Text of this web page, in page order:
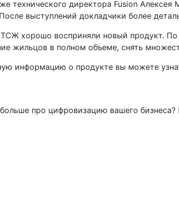
технического директора Fusion
выступлений докладчики более
хорошо восприняли новый продукт.
жильцов в полном объеме, снять
информацию о продукте вы можете
больше про цифровизацию вашего